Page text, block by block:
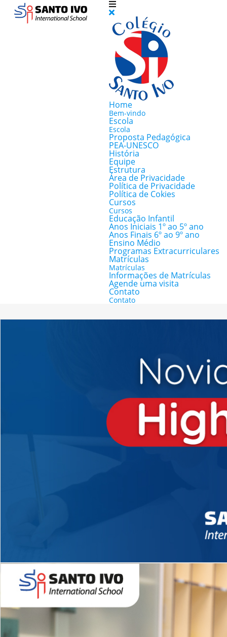
Home
Bem-vindo
Escola
Escola
Proposta Pedagógica
PEA-UNESCO
História
Equipe
Estrutura
Área de Privacidade
Política de Privacidade
Política de Cokies
Cursos
Cursos
Educação Infantil
Anos Iniciais 1º ao 5º ano
Anos Finais 6º ao 9º ano
Ensino Médio
Programas Extracurriculares
Matrículas
Matrículas
Informações de Matrículas
Agende uma visita
Contato
Contato
Novidades 2026 High School